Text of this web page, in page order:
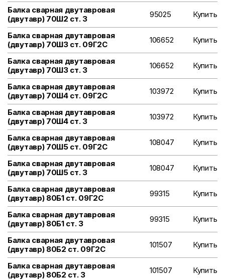
Балка сварная двутавровая
(двутавр) 70Ш2 ст. 3
95025 Купить
Балка сварная двутавровая
(двутавр) 70Ш3 ст. 09Г2С
106652 Купить
Балка сварная двутавровая
(двутавр) 70Ш3 ст. 3
106652 Купить
Балка сварная двутавровая
(двутавр) 70Ш4 ст. 09Г2С
103972 Купить
Балка сварная двутавровая
(двутавр) 70Ш4 ст. 3
103972 Купить
Балка сварная двутавровая
(двутавр) 70Ш5 ст. 09Г2С
108047 Купить
Балка сварная двутавровая
(двутавр) 70Ш5 ст. 3
108047 Купить
Балка сварная двутавровая
(двутавр) 80Б1 ст. 09Г2С
99315 Купить
Балка сварная двутавровая
(двутавр) 80Б1 ст. 3
99315 Купить
Балка сварная двутавровая
(двутавр) 80Б2 ст. 09Г2С
101507 Купить
Балка сварная двутавровая
(двутавр) 80Б2 ст. 3
101507 Купить